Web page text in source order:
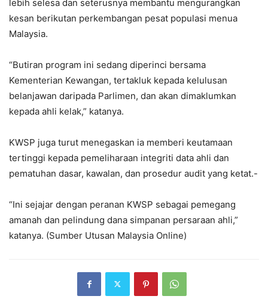
lebih selesa dan seterusnya membantu mengurangkan
kesan berikutan perkembangan pesat populasi menua
Malaysia.
“Butiran program ini sedang diperinci bersama
Kementerian Kewangan, tertakluk kepada kelulusan
belanjawan daripada Parlimen, dan akan dimaklumkan
kepada ahli kelak,” katanya.
KWSP juga turut menegaskan ia memberi keutamaan
tertinggi kepada pemeliharaan integriti data ahli dan
pematuhan dasar, kawalan, dan prosedur audit yang ketat.-
“Ini sejajar dengan peranan KWSP sebagai pemegang
amanah dan pelindung dana simpanan persaraan ahli,”
katanya. (Sumber Utusan Malaysia Online)